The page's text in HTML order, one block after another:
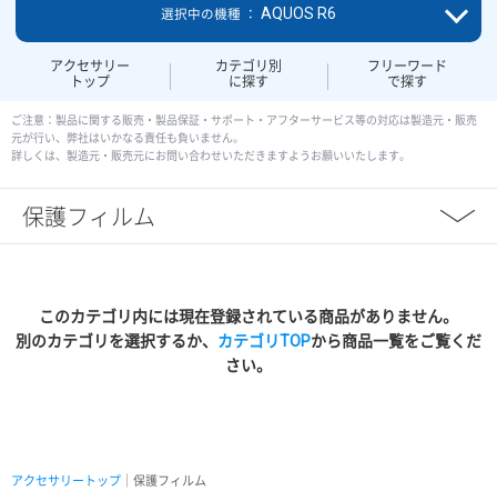
アクセサリー
トップ
カテゴリ別
に探す
フリーワード
で探す
選択中の機種 ： AQUOS R6
ご注意：製品に関する販売・製品保証・サポート・アフターサービス等の対応は製造元・販売
元が行い、弊社はいかなる責任も負いません。
詳しくは、製造元・販売元にお問い合わせいただきますようお願いいたします。
保護フィルム
このカテゴリ内には現在登録されている商品がありません。
別のカテゴリを選択するか、 カテゴリTOPから商品一覧をご覧くだ
さい。
アクセサリートップ ｜保護フィルム